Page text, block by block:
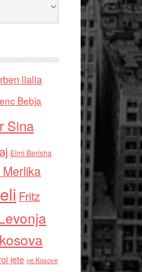
llalla
Bebja
Sina
Elmi Berisha
Fritz
kosova
jete ne Kosove